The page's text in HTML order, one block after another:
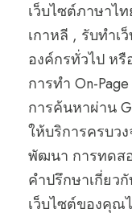
เว็บไซต์ภาษาไ
เกาหลี , รับทำเ
องค์กรทั่วไป หรื
การทำ On-
การค้นหาผ่าน
ให้บริการครบว
พัฒนา การทดส
คำปรึกษาเกี่ยว
เว็บไซต์ของคุณ